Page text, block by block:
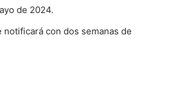
de 2024.
con dos semanas de